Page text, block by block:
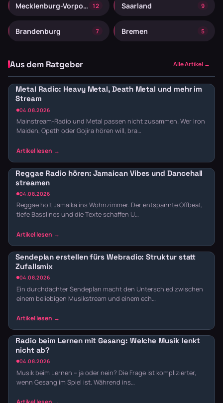
Mecklenburg-Vorpommern 12 Saarland 9
Brandenburg 7 Bremen 5
Aus dem Ratgeber Alle Artikel →
04.08.2026
Metal Radio: Heavy Metal, Death Metal und mehr im
Stream
Mainstream-Radio und Metal passen nicht zusammen. Wer Iron
Maiden, Opeth oder Gojira hören will, bra…
04.08.2026
Reggae Radio hören: Jamaican Vibes und Dancehall
streamen
Reggae holt Jamaika ins Wohnzimmer. Der entspannte Offbeat,
tiefe Basslines und die Texte schaffen U…
04.08.2026
Sendeplan erstellen fürs Webradio: Struktur statt
Zufallsmix
Ein durchdachter Sendeplan macht den Unterschied zwischen
einem beliebigen Musikstream und einem ech…
04.08.2026
Radio beim Lernen mit Gesang: Welche Musik lenkt
nicht ab?
Musik beim Lernen – ja oder nein? Die Frage ist komplizierter,
wenn Gesang im Spiel ist. Während ins…